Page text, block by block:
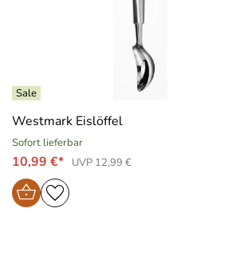
Westmark Eislöffel
Sofort lieferbar
10,99 €* UVP 12,99 €